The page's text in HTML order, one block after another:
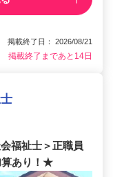
掲載終了日： 2026/08/21
掲載終了まであと14日
福祉士＞正職員
算あり！★